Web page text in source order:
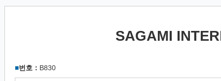
SAGAMI
■번호： B830